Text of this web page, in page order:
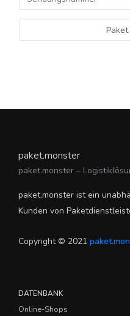
paket.monster
paket.monster –
paket.monster ist ein
Kunden von
Copyright © 2021
DATENBANK
Online-Shops